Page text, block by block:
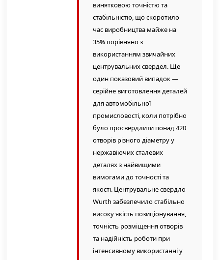
винятковою точністю та
стабільністю, що скоротило
час виробництва майже на
35% порівняно з
використанням звичайних
центрувальних свердел. Ще
один показовий випадок —
серійне виготовлення деталей
для автомобільної
промисловості, коли потрібно
було просвердлити понад 420
отворів різного діаметру у
нержавіючих сталевих
деталях з найвищими
вимогами до точності та
якості. Центрувальне свердло
Wurth забезпечило стабільно
високу якість позиціонування,
точність розміщення отворів
та надійність роботи при
інтенсивному використанні у